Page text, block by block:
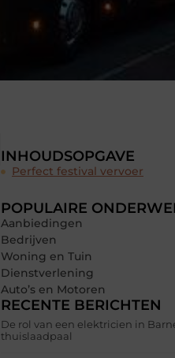
INHOUDSOPGAVE
Perfect festival vervoer
POPULAIRE
Aanbiedingen
Bedrijven
Woning en Tuin
Dienstverlening
Auto’s en Motoren
RECENTE BERICHTEN
De rol van een elektricien in
thuislaadpaal